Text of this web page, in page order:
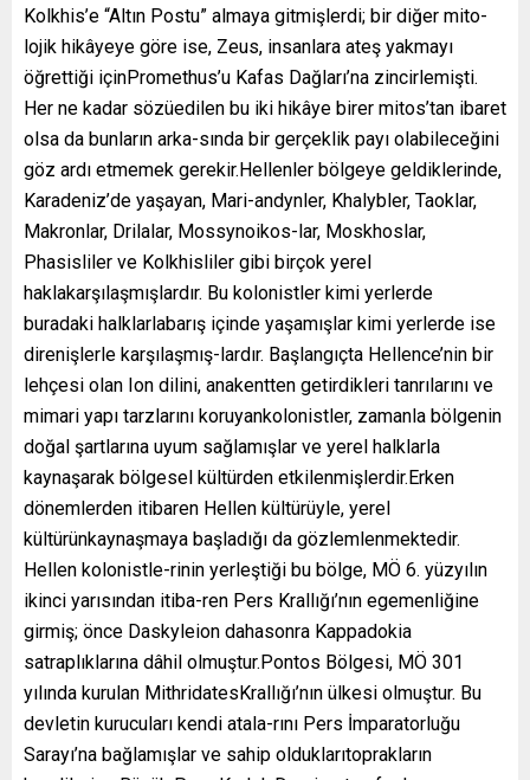
Kolkhis’e “Altın Postu” almaya gitmişlerdi; bir diğer mito-
lojik hikâyeye göre ise, Zeus, insanlara ateş yakmayı
öğrettiği içinPromethus’u Kafas Dağları’na zincirlemişti.
Her ne kadar sözüedilen bu iki hikâye birer mitos’tan ibaret
olsa da bunların arka-sında bir gerçeklik payı olabileceğini
göz ardı etmemek gerekir.Hellenler bölgeye geldiklerinde,
Karadeniz’de yaşayan, Mari-andynler, Khalybler, Taoklar,
Makronlar, Drilalar, Mossynoikos-lar, Moskhoslar,
Phasisliler ve Kolkhisliler gibi birçok yerel
haklakarşılaşmışlardır. Bu kolonistler kimi yerlerde
buradaki halklarlabarış içinde yaşamışlar kimi yerlerde ise
direnişlerle karşılaşmış-lardır. Başlangıçta Hellence’nin bir
lehçesi olan Ion dilini, anakentten getirdikleri tanrılarını ve
mimari yapı tarzlarını koruyankolonistler, zamanla bölgenin
doğal şartlarına uyum sağlamışlar ve yerel halklarla
kaynaşarak bölgesel kültürden etkilenmişlerdir.Erken
dönemlerden itibaren Hellen kültürüyle, yerel
kültürünkaynaşmaya başladığı da gözlemlenmektedir.
Hellen kolonistle-rinin yerleştiği bu bölge, MÖ 6. yüzyılın
ikinci yarısından itiba-ren Pers Krallığı’nın egemenliğine
girmiş; önce Daskyleion dahasonra Kappadokia
satraplıklarına dâhil olmuştur.Pontos Bölgesi, MÖ 301
yılında kurulan MithridatesKrallığı’nın ülkesi olmuştur. Bu
devletin kurucuları kendi atala-rını Pers İmparatorluğu
Sarayı’na bağlamışlar ve sahip olduklarıtoprakların